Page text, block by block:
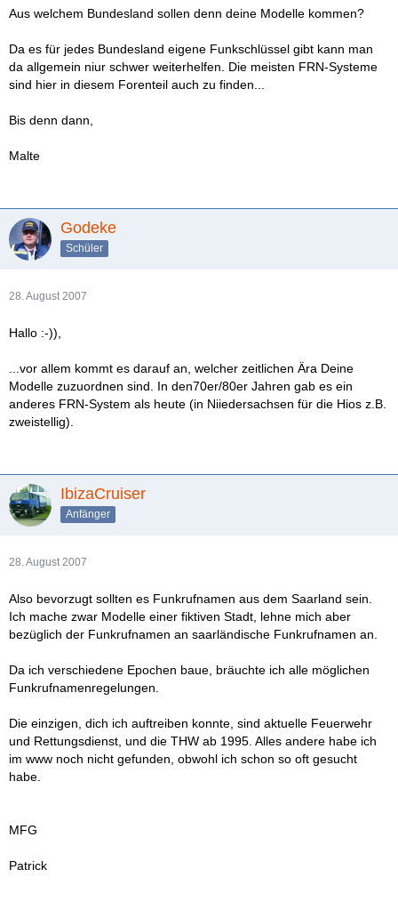
Aus welchem Bundesland sollen denn deine Modelle kommen?
Da es für jedes Bundesland eigene Funkschlüssel gibt kann man
da allgemein niur schwer weiterhelfen. Die meisten FRN-Systeme
sind hier in diesem Forenteil auch zu finden...
Bis denn dann,
Malte
Godeke
Schüler
28. August 2007
Hallo :-)),
...vor allem kommt es darauf an, welcher zeitlichen Ära Deine
Modelle zuzuordnen sind. In den70er/80er Jahren gab es ein
anderes FRN-System als heute (in Niiedersachsen für die Hios z.B.
zweistellig).
IbizaCruiser
Anfänger
28. August 2007
Also bevorzugt sollten es Funkrufnamen aus dem Saarland sein.
Ich mache zwar Modelle einer fiktiven Stadt, lehne mich aber
bezüglich der Funkrufnamen an saarländische Funkrufnamen an.
Da ich verschiedene Epochen baue, bräuchte ich alle möglichen
Funkrufnamenregelungen.
Die einzigen, dich ich auftreiben konnte, sind aktuelle Feuerwehr
und Rettungsdienst, und die THW ab 1995. Alles andere habe ich
im www noch nicht gefunden, obwohl ich schon so oft gesucht
habe.
MFG
Patrick